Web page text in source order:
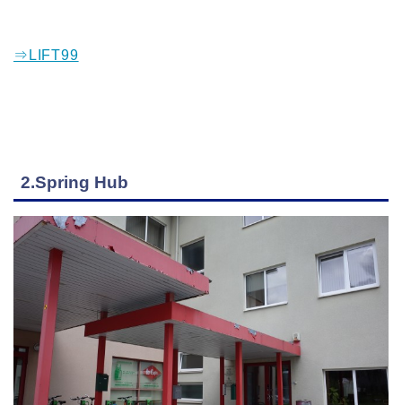
⇒LIFT99
2.Spring Hub